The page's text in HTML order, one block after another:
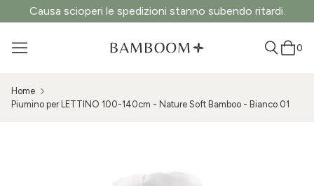
Causa scioperi le spedizioni stanno subendo ritardi.
0
Home
Piumino per LETTINO 100-140cm - Nature Soft Bamboo - Bianco 01